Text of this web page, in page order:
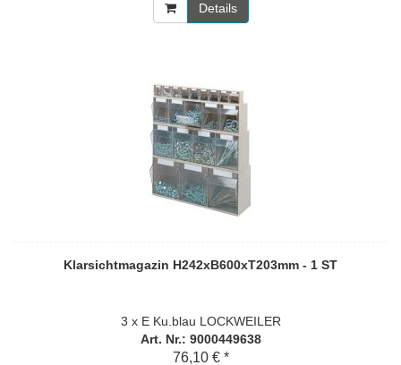
Details
Klarsichtmagazin H242xB600xT203mm - 1 ST
3 x E Ku.blau LOCKWEILER
Art. Nr.: 9000449638
76,10 € *